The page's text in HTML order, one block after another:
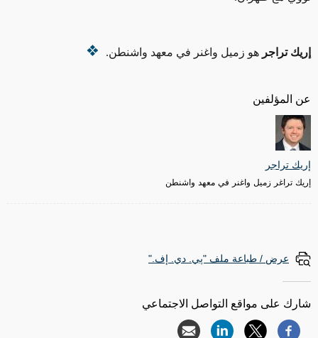
عن المؤلفين
إريك تراجر
إريك تراغر زميل واغنر في معهد واشنطن
إريكتراجر هو زميل واغنر في معهد واشنطن.
عرض / طباعة ملف "پي. دي. إف."
شارك على مواقع التواصل الاجتماعي